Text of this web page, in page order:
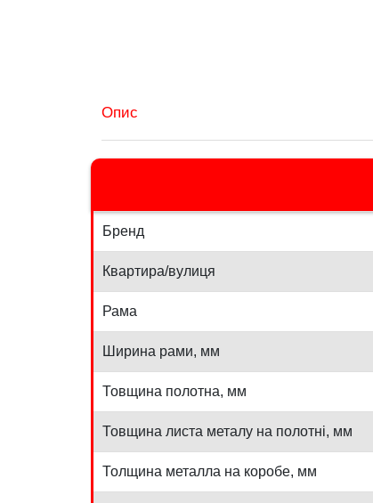
Опис
Бренд
Квартира/вулиця
Рама
Ширина рами, мм
Товщина полотна, мм
Товщина листа металу на полотні, мм
Толщина металла на коробе, мм